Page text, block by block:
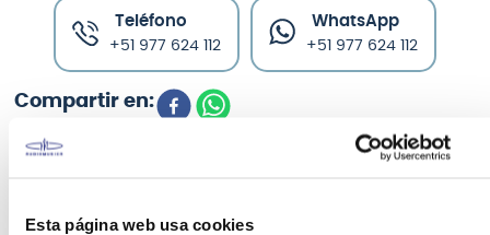
Esta página web usa cookies
Teléfono
+51 977 624 112
WhatsApp
+51 977 624 112
CARACTERÍSTICAS DEL PRODUCTO